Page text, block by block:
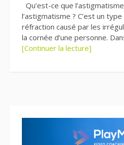
Qu’est-ce que
l’astigmatisme ? C’est un
réfraction causé par les
la cornée d’une personne.
[Continuer la lecture]